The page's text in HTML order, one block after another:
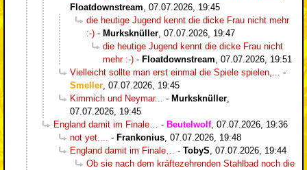
Floatdownstream 07.07.2026, 19:45
die heutige Jugend kennt die dicke Frau nicht mehr
:-) - Murksknüller 07.07.2026, 19:47
die heutige Jugend kennt die dicke Frau nicht
mehr :-) - Floatdownstream 07.07.2026, 19:51
Vielleicht sollte man erst einmal die Spiele spielen,...
-
Smeller 07.07.2026, 19:45
Kimmich und Neymar...
- Murksknüller
07.07.2026, 19:45
England damit im Finale…
- Beutelwolf, 07.07.2026, 19:36
not yet....
- Frankonius 07.07.2026, 19:48
England damit im Finale…
- TobyS 07.07.2026, 19:44
Ob sie nach dem kräftezehrenden Stahlbad noch die